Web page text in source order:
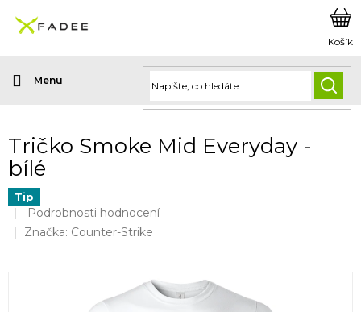
obsah
Tričko Smoke Mid Everyday -
bílé
Tip
Průměrné
hodnocení
Podrobnosti hodnocení
Značka: Counter-Strike